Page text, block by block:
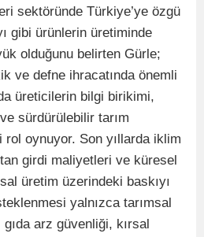
sektöründe Türkiye’ye özgü
gibi ürünlerin üretiminde
olduğunu belirten Gürle;
ve defne ihracatında önemli
üreticilerin bilgi birikimi,
sürdürülebilir tarım
rol oynuyor. Son yıllarda iklim
girdi maliyetleri ve küresel
üretim üzerindeki baskıyı
yalnızca tarımsal
arz güvenliği, kırsal